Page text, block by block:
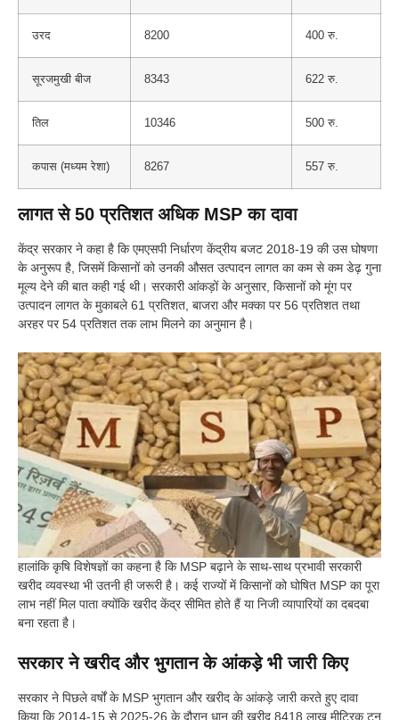
उरद 8200 400 रु.
सूरजमुखी बीज 8343 622 रु.
तिल 10346 500 रु.
कपास (मध्यम रेशा) 8267 557 रु.
लागत से 50 प्रतिशत अधिक MSP का दावा
केंद्र सरकार ने कहा है कि एमएसपी निर्धारण केंद्रीय बजट 2018-19 की उस घोषणा
के अनुरूप है, जिसमें किसानों को उनकी औसत उत्पादन लागत का कम से कम डेढ़ गुना
मूल्य देने की बात कही गई थी। सरकारी आंकड़ों के अनुसार, किसानों को मूंग पर
उत्पादन लागत के मुकाबले 61 प्रतिशत, बाजरा और मक्का पर 56 प्रतिशत तथा
अरहर पर 54 प्रतिशत तक लाभ मिलने का अनुमान है।
हालांकि कृषि विशेषज्ञों का कहना है कि MSP बढ़ाने के साथ-साथ प्रभावी सरकारी
खरीद व्यवस्था भी उतनी ही जरूरी है। कई राज्यों में किसानों को घोषित MSP का पूरा
लाभ नहीं मिल पाता क्योंकि खरीद केंद्र सीमित होते हैं या निजी व्यापारियों का दबदबा
बना रहता है।
सरकार ने खरीद और भुगतान के आंकड़े भी जारी किए
सरकार ने पिछले वर्षों के MSP भुगतान और खरीद के आंकड़े जारी करते हुए दावा
किया कि 2014-15 से 2025-26 के दौरान धान की खरीद 8418 लाख मीट्रिक टन